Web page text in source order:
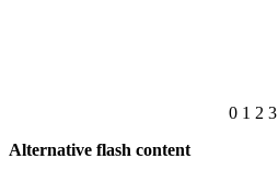
0 1 2 3
Alternative flash content